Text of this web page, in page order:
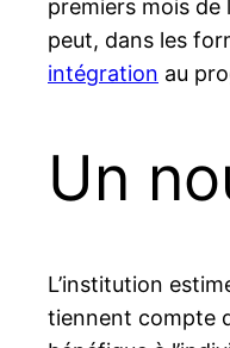
premiers mois de
peut, dans les
intégration au
Un
L’institution
tiennent compte